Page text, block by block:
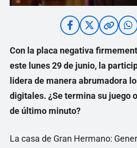
Con la placa negativa
este lunes 29 de junio, la
lidera de manera abrumadora
digitales. ¿Se termina su juego
de último minuto?
La casa de Gran Hermano: